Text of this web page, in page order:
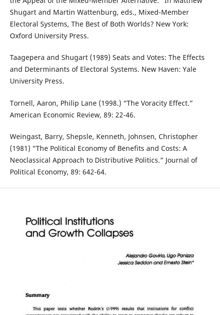
Shugart and Martin Wattenburg, eds., Mixed-Member
Electoral Systems, The Best of Both Worlds? New York:
Oxford University Press.
Taagepera and Shugart (1989) Seats and Votes: The Effects
and Determinants of Electoral Systems. New Haven: Yale
University Press.
Tornell, Aaron, Philip Lane (1998.) “The Voracity Effect.”
American Economic Review, 89: 22-46.
Weingast, Barry, Shepsle, Kenneth, Johnsen, Christopher
(1981) “The Political Economy of Benefits and Costs: A
Neoclassical Approach to Distributive Politics.” Journal of
Political Economy, 89: 642-64.